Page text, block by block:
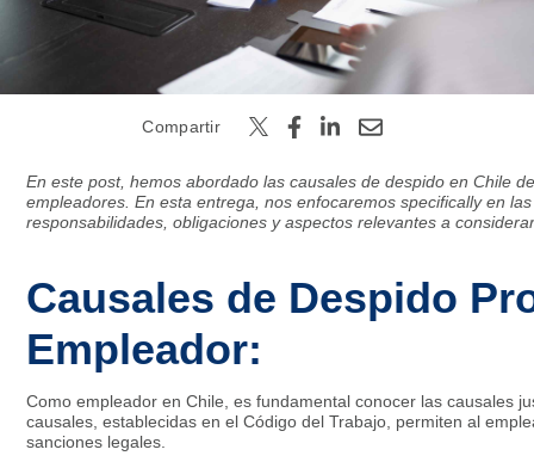
Compartir
En este post, hemos abordado las causales de despido en Chile
empleadores. En esta entrega, nos enfocaremos specifically en
responsabilidades, obligaciones y aspectos relevantes a
Causales de Despido
Empleador:
Como empleador en Chile, es fundamental conocer las causales
causales, establecidas en el Código del Trabajo, permiten al
sanciones legales.